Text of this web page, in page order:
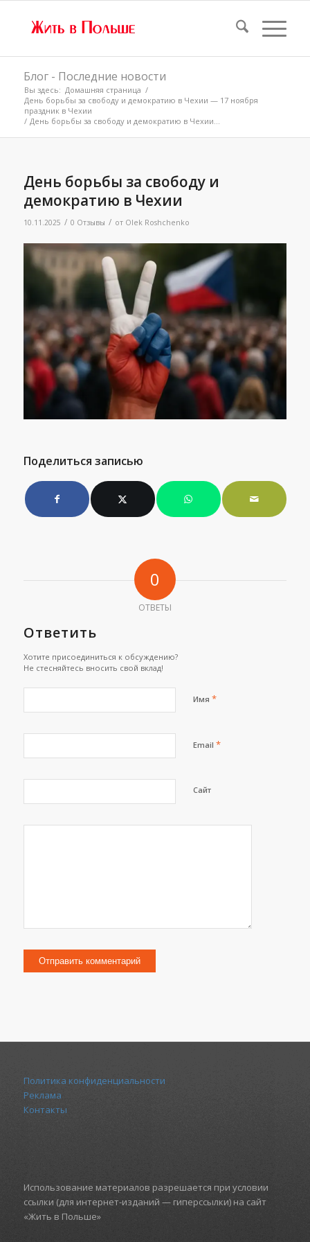
Блог - Последние новости
Вы здесь: Домашняя страница /
День борьбы за свободу и демократию в Чехии — 17 ноября
праздник в Чехии
/ День борьбы за свободу и демократию в Чехии...
День борьбы за свободу и
демократию в Чехии
10.11.2025 / 0 Отзывы / от Olek Roshchenko
Поделиться записью
0
ОТВЕТЫ
Ответить
Хотите присоединиться к обсуждению?
Не стесняйтесь вносить свой вклад!
Имя *
Email *
Сайт
Политика конфиденциальности
Реклама
Контакты
Использование материалов разрешается при условии
ссылки (для интернет-изданий — гиперссылки) на сайт
«Жить в Польше»